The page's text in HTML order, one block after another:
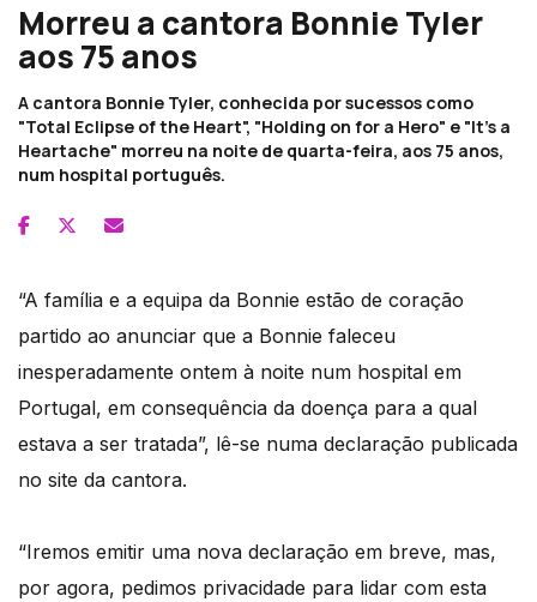
Morreu a cantora Bonnie Tyler
aos 75 anos
A cantora Bonnie Tyler, conhecida por sucessos como
"Total Eclipse of the Heart", "Holding on for a Hero" e "It's a
Heartache" morreu na noite de quarta-feira, aos 75 anos,
num hospital português.
“A família e a equipa da Bonnie estão de coração
partido ao anunciar que a Bonnie faleceu
inesperadamente ontem à noite num hospital em
Portugal, em consequência da doença para a qual
estava a ser tratada”, lê-se numa declaração publicada
no site da cantora.
“Iremos emitir uma nova declaração em breve, mas,
por agora, pedimos privacidade para lidar com esta